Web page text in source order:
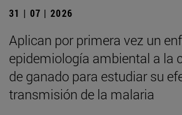
31 | 07 | 2026
Aplican por primera vez un
epidemiología ambiental a la
de ganado para estudiar su
transmisión de la malaria